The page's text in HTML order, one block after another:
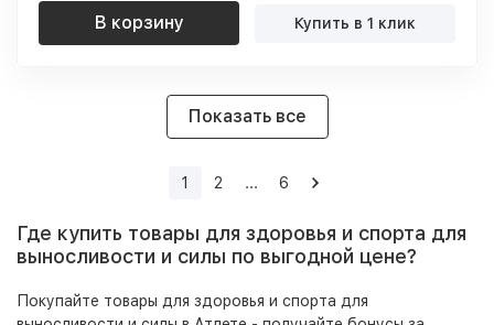
В корзину Купить в 1 клик
Показать все
1 2 ... 6
Где купить товары для здоровья и спорта для
выносливости и силы по выгодной цене?
Покупайте товары для здоровья и спорта для